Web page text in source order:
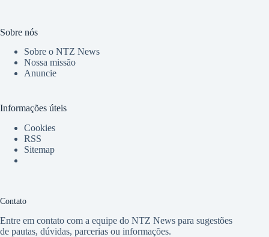
Sobre nós
Sobre o NTZ News
Nossa missão
Anuncie
Informações úteis
Cookies
RSS
Sitemap
Contato
Entre em contato com a equipe do NTZ News para sugestões
de pautas, dúvidas, parcerias ou informações.